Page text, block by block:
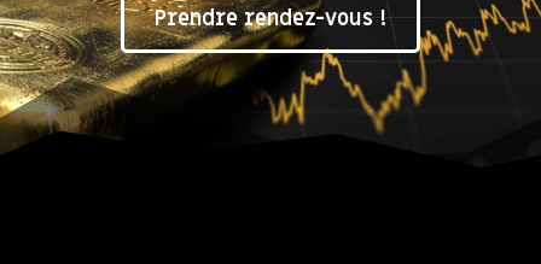
Prendre rendez-vous !